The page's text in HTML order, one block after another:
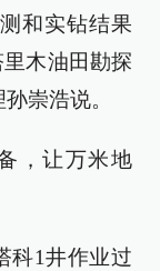
和实钻结果
木油田勘探
崇浩说。
，让万米地
科1井作业过